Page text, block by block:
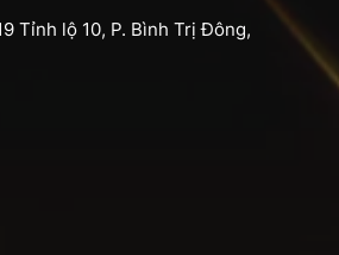
Tỉnh lộ 10, P. Bình Trị Đông,